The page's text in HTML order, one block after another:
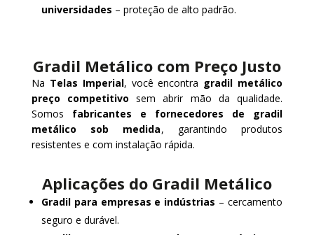
universidades – proteção de alto padrão.
Gradil Metálico com Preço Justo
Na Telas Imperial, você encontra gradil metálico
preço competitivo sem abrir mão da qualidade.
Somos fabricantes e fornecedores de gradil
metálico sob medida, garantindo produtos
resistentes e com instalação rápida.
Aplicações do Gradil Metálico
Gradil para empresas e indústrias – cercamento
seguro e durável.